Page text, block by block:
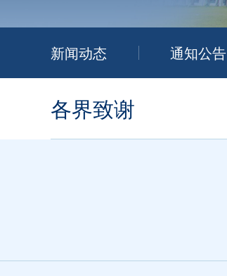
新闻动态 通知公告
各界致谢